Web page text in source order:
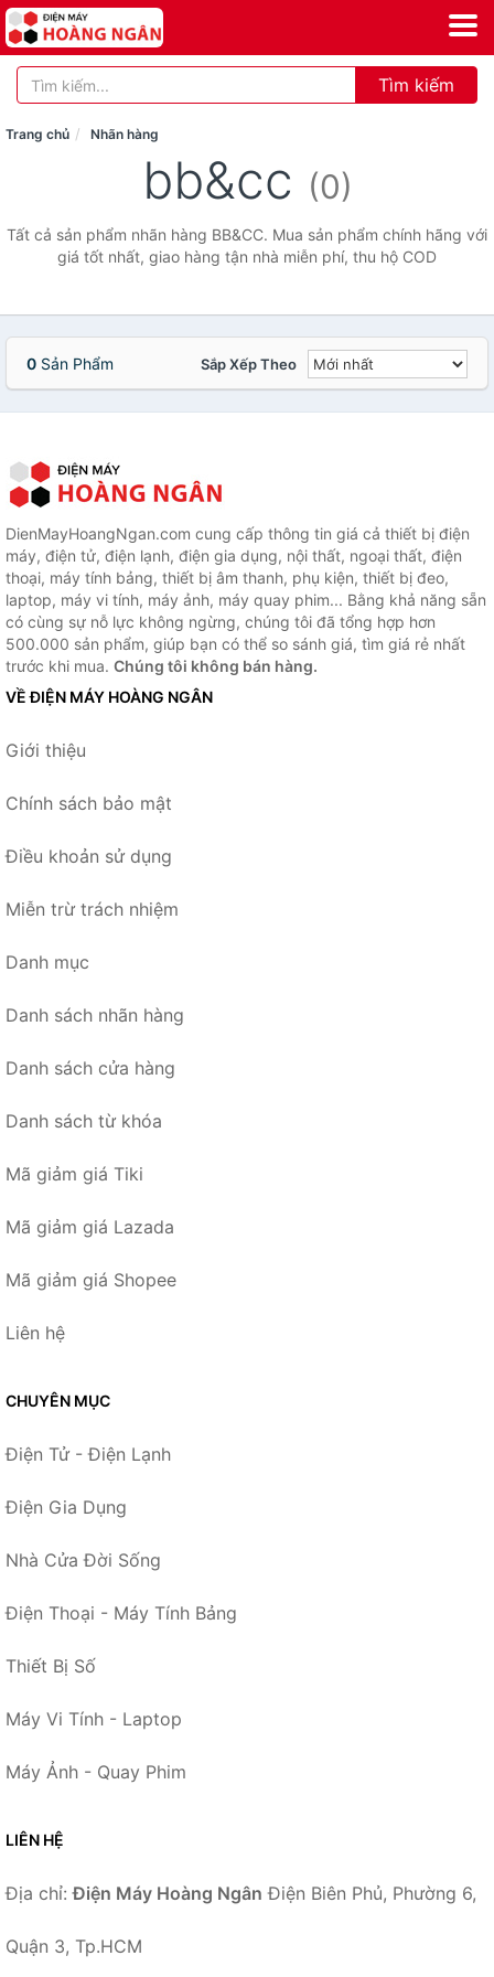
Tìm kiếm
Trang chủ Nhãn hàng
bb&cc (0)
Tất cả sản phẩm nhãn hàng BB&CC. Mua sản phẩm chính hãng với
giá tốt nhất, giao hàng tận nhà miễn phí, thu hộ COD
0 Sản Phẩm Sắp Xếp Theo
DienMayHoangNgan.com cung cấp thông tin giá cả thiết bị điện
máy, điện tử, điện lạnh, điện gia dụng, nội thất, ngoại thất, điện
thoại, máy tính bảng, thiết bị âm thanh, phụ kiện, thiết bị đeo,
laptop, máy vi tính, máy ảnh, máy quay phim... Bằng khả năng sẵn
có cùng sự nỗ lực không ngừng, chúng tôi đã tổng hợp hơn
500.000 sản phẩm, giúp bạn có thể so sánh giá, tìm giá rẻ nhất
trước khi mua. Chúng tôi không bán hàng.
VỀ ĐIỆN MÁY HOÀNG NGÂN
Giới thiệu
Chính sách bảo mật
Điều khoản sử dụng
Miễn trừ trách nhiệm
Danh mục
Danh sách nhãn hàng
Danh sách cửa hàng
Danh sách từ khóa
Mã giảm giá Tiki
Mã giảm giá Lazada
Mã giảm giá Shopee
Liên hệ
CHUYÊN MỤC
Điện Tử - Điện Lạnh
Điện Gia Dụng
Nhà Cửa Đời Sống
Điện Thoại - Máy Tính Bảng
Thiết Bị Số
Máy Vi Tính - Laptop
Máy Ảnh - Quay Phim
LIÊN HỆ
Địa chỉ:Điện Máy Hoàng Ngân Điện Biên Phủ, Phường 6,
Quận 3, Tp.HCM